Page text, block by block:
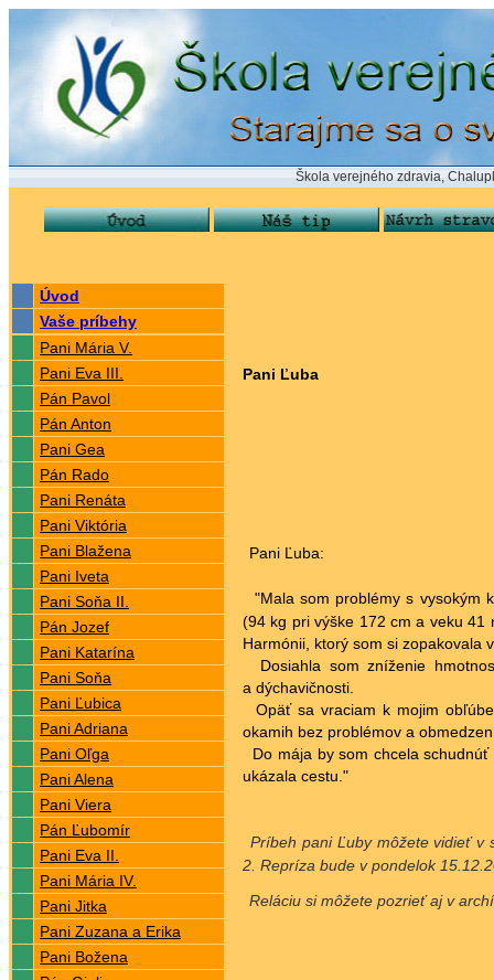
Škola verejného zdravia, Chalupkova
Úvod
Vaše príbehy
Pani Mária V.
Pani Eva III.
Pán Pavol
Pán Anton
Pani Gea
Pán Rado
Pani Renáta
Pani Viktória
Pani Blažena
Pani Iveta
Pani Soňa II.
Pán Jozef
Pani Katarína
Pani Soňa
Pani Ľubica
Pani Adriana
Pani Oľga
Pani Alena
Pani Viera
Pán Ľubomír
Pani Eva II.
Pani Mária IV.
Pani Jitka
Pani Zuzana a Erika
Pani Božena
Pani Ľuba
Pani Ľuba:
"Mala som problémy s vysokým
(94 kg pri výške 172 cm a veku 41
Harmónii, ktorý som si zopakovala
Dosiahla som zníženie
a dýchavičnosti.
Opäť sa vraciam k mojim
okamih bez problémov a
Do mája by som chcela
ukázala cestu."
Príbeh pani Ľuby môžete vidieť v
2. Repríza bude v pondelok
Reláciu si môžete pozrieť aj v